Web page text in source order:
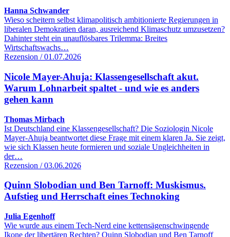
Hanna Schwander
Wieso scheitern selbst klimapolitisch ambitionierte Regierungen in
liberalen Demokratien daran, ausreichend Klimaschutz umzusetzen?
Dahinter steht ein unauflösbares Trilemma: Breites
Wirtschaftswachs…
Rezension / 01.07.2026
Nicole Mayer-Ahuja: Klassengesellschaft akut.
Warum Lohnarbeit spaltet - und wie es anders
gehen kann
Thomas Mirbach
Ist Deutschland eine Klassengesellschaft? Die Soziologin Nicole
Mayer-Ahuja beantwortet diese Frage mit einem klaren Ja. Sie zeigt,
wie sich Klassen heute formieren und soziale Ungleichheiten in
der…
Rezension / 03.06.2026
Quinn Slobodian und Ben Tarnoff: Muskismus.
Aufstieg und Herrschaft eines Technoking
Julia Egenhoff
Wie wurde aus einem Tech-Nerd eine kettensägenschwingende
Ikone der libertären Rechten? Quinn Slobodian und Ben Tarnoff